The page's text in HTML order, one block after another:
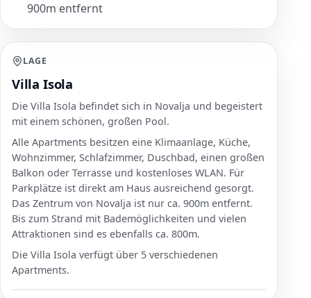
900m entfernt
LAGE
Villa Isola
Die Villa Isola befindet sich in Novalja und begeistert
mit einem schönen, großen Pool.
Alle Apartments besitzen eine Klimaanlage, Küche,
Wohnzimmer, Schlafzimmer, Duschbad, einen großen
Balkon oder Terrasse und kostenloses WLAN. Für
Parkplätze ist direkt am Haus ausreichend gesorgt.
Das Zentrum von Novalja ist nur ca. 900m entfernt.
Bis zum Strand mit Bademöglichkeiten und vielen
Attraktionen sind es ebenfalls ca. 800m.
Die Villa Isola verfügt über 5 verschiedenen
Apartments.